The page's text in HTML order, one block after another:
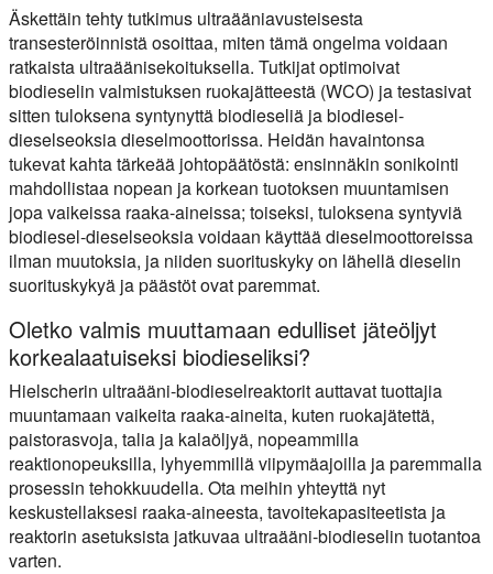
Äskettäin tehty tutkimus ultraääniavusteisesta
transesteröinnistä osoittaa, miten tämä ongelma voidaan
ratkaista ultraäänisekoituksella. Tutkijat optimoivat
biodieselin valmistuksen ruokajätteestä (WCO) ja testasivat
sitten tuloksena syntynyttä biodieseliä ja biodiesel-
dieselseoksia dieselmoottorissa. Heidän havaintonsa
tukevat kahta tärkeää johtopäätöstä: ensinnäkin sonikointi
mahdollistaa nopean ja korkean tuotoksen muuntamisen
jopa vaikeissa raaka-aineissa; toiseksi, tuloksena syntyviä
biodiesel-dieselseoksia voidaan käyttää dieselmoottoreissa
ilman muutoksia, ja niiden suorituskyky on lähellä dieselin
suorituskykyä ja päästöt ovat paremmat.
Oletko valmis muuttamaan edulliset jäteöljyt
korkealaatuiseksi biodieseliksi?
Hielscherin ultraääni-biodieselreaktorit auttavat tuottajia
muuntamaan vaikeita raaka-aineita, kuten ruokajätettä,
paistorasvoja, talia ja kalaöljyä, nopeammilla
reaktionopeuksilla, lyhyemmillä viipymäajoilla ja paremmalla
prosessin tehokkuudella. Ota meihin yhteyttä nyt
keskustellaksesi raaka-aineesta, tavoitekapasiteetista ja
reaktorin asetuksista jatkuvaa ultraääni-biodieselin tuotantoa
varten.